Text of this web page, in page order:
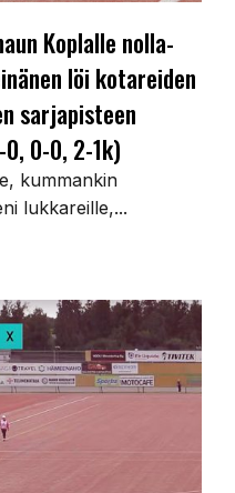
Koplalle nolla-
löi kotareiden
sarjapisteen
0, 0-0, 2-1k)
kummankin
lukkareille,...